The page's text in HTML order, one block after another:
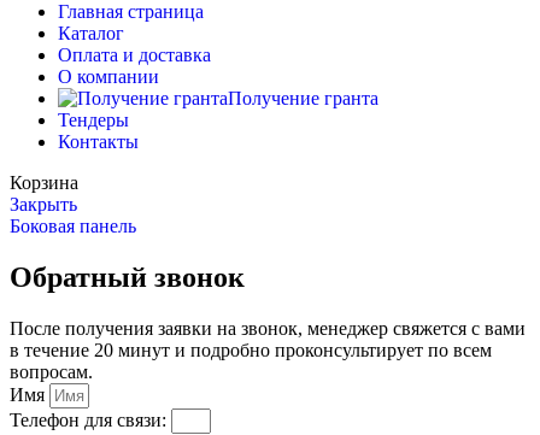
Главная страница
Каталог
Оплата и доставка
О компании
Получение гранта
Тендеры
Контакты
Корзина
Закрыть
Боковая панель
Обратный звонок
После получения заявки на звонок, менеджер свяжется с вами
в течение 20 минут и подробно проконсультирует по всем
вопросам.
Имя
Телефон для связи: